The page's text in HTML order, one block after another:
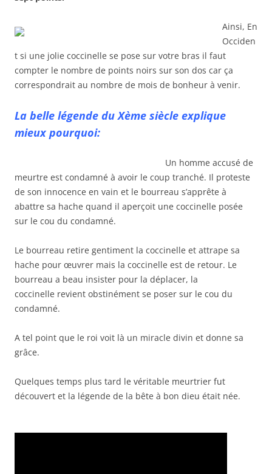
Ainsi, En
Occiden
t si une jolie coccinelle se pose sur votre bras il faut
compter le nombre de points noirs sur son dos car ça
correspondrait au nombre de mois de bonheur à venir.
La belle légende du Xème siècle explique
mieux pourquoi:
Un homme accusé de
meurtre est condamné à avoir le coup tranché. Il proteste
de son innocence en vain et le bourreau s’apprête à
abattre sa hache quand il aperçoit une coccinelle posée
sur le cou du condamné.
Le bourreau retire gentiment la coccinelle et attrape sa
hache pour œuvrer mais la coccinelle est de retour. Le
bourreau a beau insister pour la déplacer, la
coccinelle revient obstinément se poser sur le cou du
condamné.
A tel point que le roi voit là un miracle divin et donne sa
grâce.
Quelques temps plus tard le véritable meurtrier fut
découvert et la légende de la bête à bon dieu était née.